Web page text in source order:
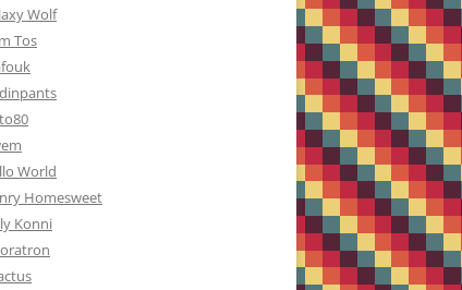
Wolf
Tos
World
Homesweet
Konni